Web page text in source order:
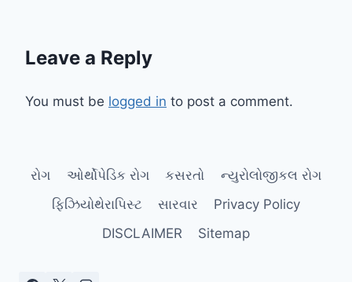
Leave a Reply
You must be logged in to post a comment.
રોગ ઓર્થોપેડિક રોગ કસરતો
ન્યુરોલોજીકલ રોગ
ફિઝિયોથેરાપિસ્ટ
સારવાર
Privacy Policy
DISCLAIMER
Sitemap